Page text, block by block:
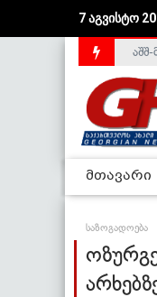
7 აგვისტო
მთავარი
საზოგადოება